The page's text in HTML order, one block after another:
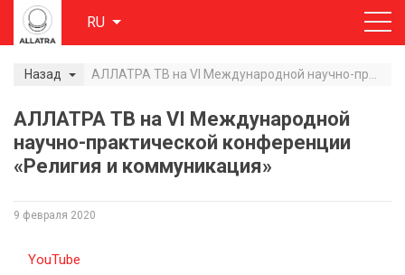
RU
Назад
АЛЛАТРА ТВ на VI Международной
научно-практической конференции
«Религия и коммуникация»
9 февраля 2020
YouTube